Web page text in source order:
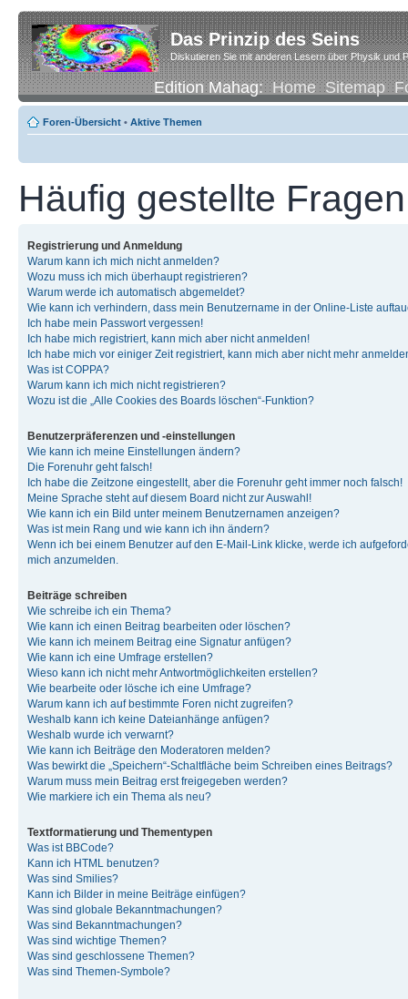
Das Prinzip des Seins
Diskutieren Sie mit anderen Lesern über Physik und
Edition Mahag:Home Sitemap
Foren-Übersicht • Aktive Themen
Häufig gestellte Fragen
Registrierung und Anmeldung
Warum kann ich mich nicht anmelden?
Wozu muss ich mich überhaupt registrieren?
Warum werde ich automatisch abgemeldet?
Wie kann ich verhindern, dass mein Benutzername in der Online-Liste
Ich habe mein Passwort vergessen!
Ich habe mich registriert, kann mich aber nicht anmelden!
Ich habe mich vor einiger Zeit registriert, kann mich aber nicht mehr
Was ist COPPA?
Warum kann ich mich nicht registrieren?
Wozu ist die „Alle Cookies des Boards löschen“-Funktion?
Benutzerpräferenzen und -einstellungen
Wie kann ich meine Einstellungen ändern?
Die Forenuhr geht falsch!
Ich habe die Zeitzone eingestellt, aber die Forenuhr geht immer noch falsch!
Meine Sprache steht auf diesem Board nicht zur Auswahl!
Wie kann ich ein Bild unter meinem Benutzernamen anzeigen?
Was ist mein Rang und wie kann ich ihn ändern?
Wenn ich bei einem Benutzer auf den E-Mail-Link klicke, werde ich
mich anzumelden.
Beiträge schreiben
Wie schreibe ich ein Thema?
Wie kann ich einen Beitrag bearbeiten oder löschen?
Wie kann ich meinem Beitrag eine Signatur anfügen?
Wie kann ich eine Umfrage erstellen?
Wieso kann ich nicht mehr Antwortmöglichkeiten erstellen?
Wie bearbeite oder lösche ich eine Umfrage?
Warum kann ich auf bestimmte Foren nicht zugreifen?
Weshalb kann ich keine Dateianhänge anfügen?
Weshalb wurde ich verwarnt?
Wie kann ich Beiträge den Moderatoren melden?
Was bewirkt die „Speichern“-Schaltfläche beim Schreiben eines Beitrags?
Warum muss mein Beitrag erst freigegeben werden?
Wie markiere ich ein Thema als neu?
Textformatierung und Thementypen
Was ist BBCode?
Kann ich HTML benutzen?
Was sind Smilies?
Kann ich Bilder in meine Beiträge einfügen?
Was sind globale Bekanntmachungen?
Was sind Bekanntmachungen?
Was sind wichtige Themen?
Was sind geschlossene Themen?
Was sind Themen-Symbole?